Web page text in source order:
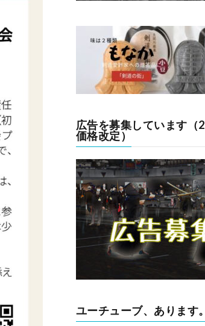
広告を募集しています（
価格改定）
ユーチューブ、あります。